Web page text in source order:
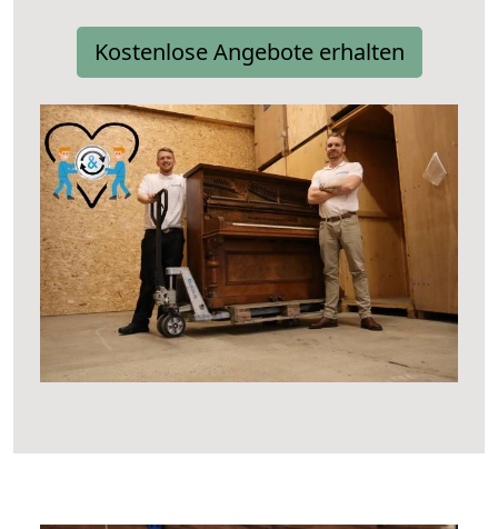
Kostenlose Angebote erhalten